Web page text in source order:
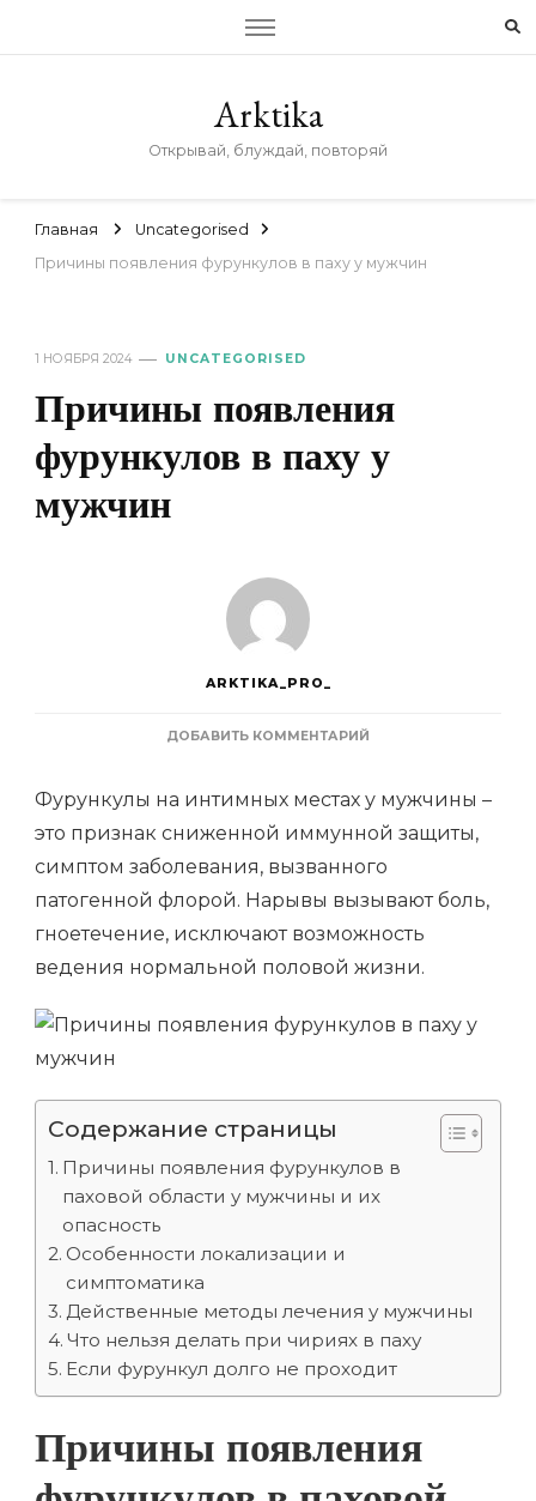
Arktika
Открывай, блуждай, повторяй
Главная
Uncategorised
Причины появления фурункулов в паху у мужчин
1 НОЯБРЯ 2024 UNCATEGORISED
Причины появления
фурункулов в паху у
мужчин
ARKTIKA_PRO_
ДОБАВИТЬ КОММЕНТАРИЙ
ПОЯВЛЕНИЯ
ФУРУНКУЛОВ
В
ПАХУ
МУЖЧИН
Фурункулы на интимных местах у мужчины –
это признак сниженной иммунной защиты,
симптом заболевания, вызванного
патогенной флорой. Нарывы вызывают боль,
гноетечение, исключают возможность
ведения нормальной половой жизни.
Содержание страницы
Причины появления фурункулов в
паховой области у мужчины и их
опасность
Особенности локализации и
симптоматика
Действенные методы лечения у мужчины
Что нельзя делать при чириях в паху
Если фурункул долго не проходит
Причины появления